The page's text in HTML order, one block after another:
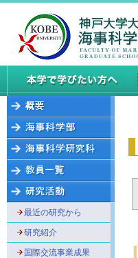
最近の研究から
研究紹介
国際交流事業成果